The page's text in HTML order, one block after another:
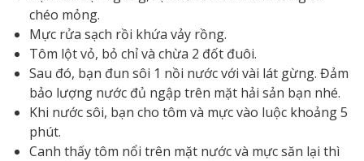
chéo mỏng.
Mực rửa sạch rồi khứa vảy rồng.
Tôm lột vỏ, bỏ chỉ và chừa 2 đốt đuôi.
Sau đó, bạn đun sôi 1 nồi nước với vài lát gừng. Đảm
bảo lượng nước đủ ngập trên mặt hải sản bạn nhé.
Khi nước sôi, bạn cho tôm và mực vào luộc khoảng 5
phút.
Canh thấy tôm nổi trên mặt nước và mực săn lại thì